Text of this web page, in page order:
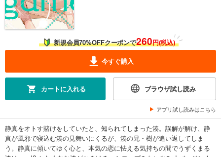
新規会員70%OFFクーポンで260円(税込)
今すぐ購入
カートに入れる ブラウザ試し読み
アプリ試し読みはこちら
静真をオトす賭けをしていたと、知られてしまった湊。誤解が解け、静
真が風邪で寝込む湊の見舞いにくるが、湊の兄・樹が追い返してしま
う。静真に傾いてゆく心と、本気の恋に怯える気持ちの間でうずくまる